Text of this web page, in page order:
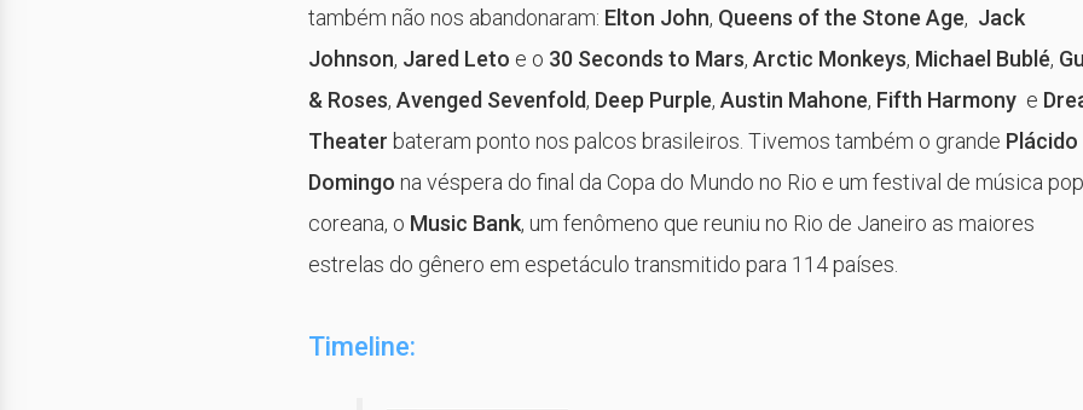
também não nos abandonaram: Elton John, Queens of the Stone Age, Jack
Johnson, Jared Leto e o 30 Seconds to Mars, Arctic Monkeys, Michael Bublé,
& Roses, Avenged Sevenfold, Deep Purple, Austin Mahone, Fifth Harmony e
Theater bateram ponto nos palcos brasileiros. Tivemos também o grande Plácido
Domingo na véspera do final da Copa do Mundo no Rio e um festival de música pop
coreana, o Music Bank, um fenômeno que reuniu no Rio de Janeiro as maiores
estrelas do gênero em espetáculo transmitido para 114 países.
Timeline: